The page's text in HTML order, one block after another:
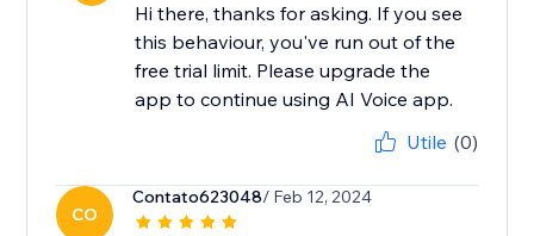
Hi there, thanks for asking. If you see
this behaviour, you've run out of the
free trial limit. Please upgrade the
app to continue using AI Voice app.
Utile (0)
CO
Contato623048/ Feb 12, 2024